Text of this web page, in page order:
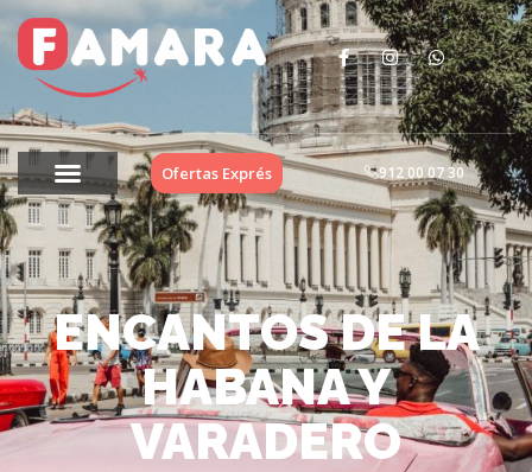
Ofertas Exprés 912 00 07 30
ENCANTOS DE LA
HABANA Y
VARADERO